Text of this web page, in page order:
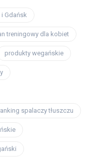
Gdańsk
treningowy dla kobiet
produkty wegańskie
spalaczy tłuszczu